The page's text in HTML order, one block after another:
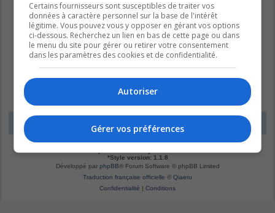
LE DOMAINE BLEU UTC-04:00
*Original byChristian 2.0
*Style version: 1.1.8
Développé par phpBB® Forum Software © phpBB Limited
Traduction française officielle © Qiaeru
Confidentialité | Conditions
Certains fournisseurs sont susceptibles de traiter vos
données à caractère personnel sur la base de l'intérêt
légitime. Vous pouvez vous y opposer en gérant vos options
ci-dessous. Recherchez un lien en bas de cette page ou dans
le menu du site pour gérer ou retirer votre consentement
dans les paramètres des cookies et de confidentialité.
Autoriser
Gérer vos préférences